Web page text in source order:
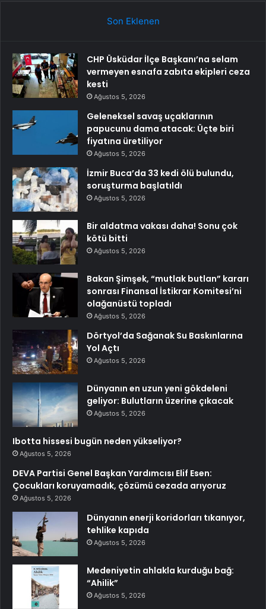
Son Eklenen
CHP Üsküdar İlçe Başkanı’na selam
vermeyen esnafa zabıta ekipleri ceza
kesti
Ağustos 5, 2026
Geleneksel savaş uçaklarının
papucunu dama atacak: Üçte biri
fiyatına üretiliyor
Ağustos 5, 2026
İzmir Buca’da 33 kedi ölü bulundu,
soruşturma başlatıldı
Ağustos 5, 2026
Bir aldatma vakası daha! Sonu çok
kötü bitti
Ağustos 5, 2026
Bakan Şimşek, “mutlak butlan” kararı
sonrası Finansal İstikrar Komitesi’ni
olağanüstü topladı
Ağustos 5, 2026
Dörtyol’da Sağanak Su Baskınlarına
Yol Açtı
Ağustos 5, 2026
Dünyanın en uzun yeni gökdeleni
geliyor: Bulutların üzerine çıkacak
Ağustos 5, 2026
Ibotta hissesi bugün neden yükseliyor?
Ağustos 5, 2026
DEVA Partisi Genel Başkan Yardımcısı Elif Esen:
Çocukları koruyamadık, çözümü cezada arıyoruz
Ağustos 5, 2026
Dünyanın enerji koridorları tıkanıyor,
tehlike kapıda
Ağustos 5, 2026
Medeniyetin ahlakla kurduğu bağ:
“Ahilik”
Ağustos 5, 2026